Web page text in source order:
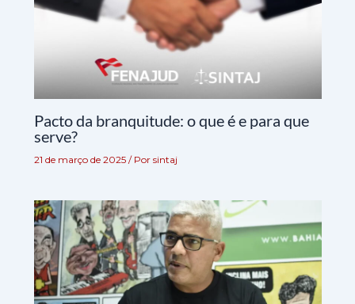
Pacto da branquitude: o que é e para que
serve?
21 de março de 2025 / Por sintaj